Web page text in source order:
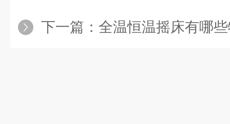
下一篇： 全温恒温摇床有哪